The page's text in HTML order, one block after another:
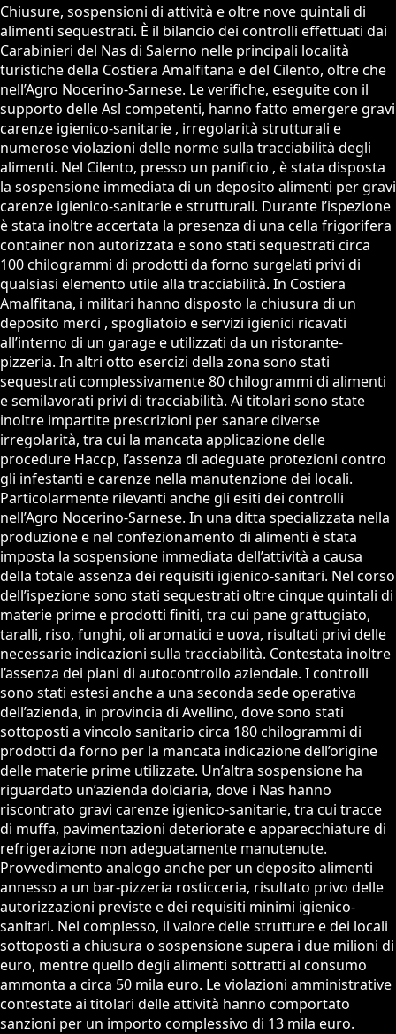
Chiusure, sospensioni di attività e oltre nove quintali di
alimenti sequestrati. È il bilancio dei controlli effettuati dai
Carabinieri del Nas di Salerno nelle principali località
turistiche della Costiera Amalfitana e del Cilento, oltre che
nell’Agro Nocerino-Sarnese. Le verifiche, eseguite con il
supporto delle Asl competenti, hanno fatto emergere gravi
carenze igienico-sanitarie , irregolarità strutturali e
numerose violazioni delle norme sulla tracciabilità degli
alimenti. Nel Cilento, presso un panificio , è stata disposta
la sospensione immediata di un deposito alimenti per gravi
carenze igienico-sanitarie e strutturali. Durante l’ispezione
è stata inoltre accertata la presenza di una cella frigorifera
container non autorizzata e sono stati sequestrati circa
100 chilogrammi di prodotti da forno surgelati privi di
qualsiasi elemento utile alla tracciabilità. In Costiera
Amalfitana, i militari hanno disposto la chiusura di un
deposito merci , spogliatoio e servizi igienici ricavati
all’interno di un garage e utilizzati da un ristorante-
pizzeria. In altri otto esercizi della zona sono stati
sequestrati complessivamente 80 chilogrammi di alimenti
e semilavorati privi di tracciabilità. Ai titolari sono state
inoltre impartite prescrizioni per sanare diverse
irregolarità, tra cui la mancata applicazione delle
procedure Haccp, l’assenza di adeguate protezioni contro
gli infestanti e carenze nella manutenzione dei locali.
Particolarmente rilevanti anche gli esiti dei controlli
nell’Agro Nocerino-Sarnese. In una ditta specializzata nella
produzione e nel confezionamento di alimenti è stata
imposta la sospensione immediata dell’attività a causa
della totale assenza dei requisiti igienico-sanitari. Nel corso
dell’ispezione sono stati sequestrati oltre cinque quintali di
materie prime e prodotti finiti, tra cui pane grattugiato,
taralli, riso, funghi, oli aromatici e uova, risultati privi delle
necessarie indicazioni sulla tracciabilità. Contestata inoltre
l’assenza dei piani di autocontrollo aziendale. I controlli
sono stati estesi anche a una seconda sede operativa
dell’azienda, in provincia di Avellino, dove sono stati
sottoposti a vincolo sanitario circa 180 chilogrammi di
prodotti da forno per la mancata indicazione dell’origine
delle materie prime utilizzate. Un’altra sospensione ha
riguardato un’azienda dolciaria, dove i Nas hanno
riscontrato gravi carenze igienico-sanitarie, tra cui tracce
di muffa, pavimentazioni deteriorate e apparecchiature di
refrigerazione non adeguatamente manutenute.
Provvedimento analogo anche per un deposito alimenti
annesso a un bar-pizzeria rosticceria, risultato privo delle
autorizzazioni previste e dei requisiti minimi igienico-
sanitari. Nel complesso, il valore delle strutture e dei locali
sottoposti a chiusura o sospensione supera i due milioni di
euro, mentre quello degli alimenti sottratti al consumo
ammonta a circa 50 mila euro. Le violazioni amministrative
contestate ai titolari delle attività hanno comportato
sanzioni per un importo complessivo di 13 mila euro.